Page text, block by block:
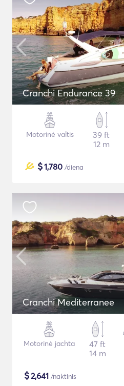
Cranchi Endurance 39
Motorinė valtis
39 ft
12 m
$1,780 /diena
Cranchi Mediterranee
Motorinė jachta
47 ft
14 m
$2,641 /naktinis